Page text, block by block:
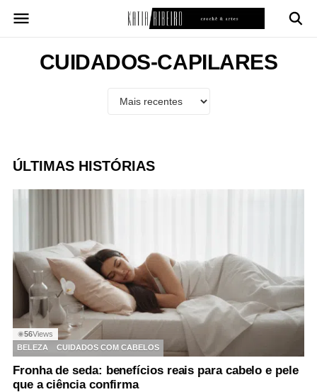
para
conteúdoCUIDADOS-CAPILARES
ÚLTIMAS HISTÓRIAS
◉56Views
BELEZA
CUIDADOS COM CABELOS
Fronha de seda: benefícios reais para cabelo e pele
que a ciência confirma